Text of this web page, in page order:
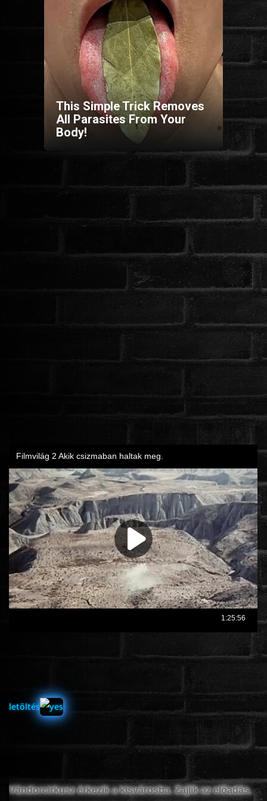
ANIMÁCIÓS
TÖRTÉNELMI
DOKUMENTUMFILMEK
ÉLŐ ADÁSOK (LIVE)
SOROZAT
This Simple Trick Removes
All Parasites From Your
Body!
letöltés
Vándorcirkusz érkezik a kisvárosba. Zajlik az előadás,